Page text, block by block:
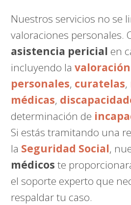
Nuestros servicios no se
valoraciones personales.
asistencia pericial en
incluyendo la
personales, curatelas,
médicas,
determinación de
Si estás tramitando una
la Seguridad Social,
médicos te
el soporte experto que
respaldar tu caso.